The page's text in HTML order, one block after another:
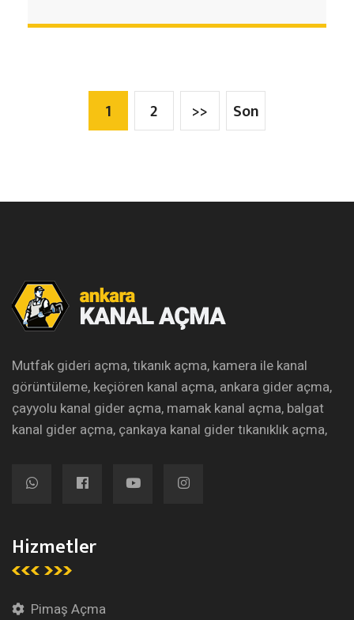
1 2 >> Son
Mutfak gideri açma, tıkanık açma, kamera ile kanal
görüntüleme, keçiören kanal açma, ankara gider açma,
çayyolu kanal gider açma, mamak kanal açma, balgat
kanal gider açma, çankaya kanal gider tıkanıklık açma,
Hizmetler
Pimaş Açma